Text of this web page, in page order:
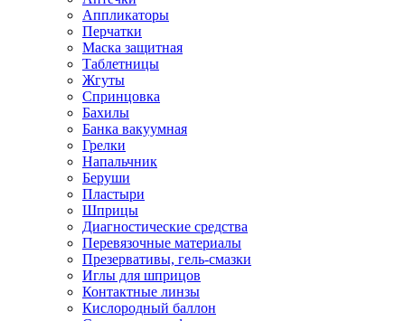
Аппликаторы
Перчатки
Маска защитная
Таблетницы
Жгуты
Спринцовка
Бахилы
Банка вакуумная
Грелки
Напальчник
Беруши
Пластыри
Шприцы
Диагностические средства
Перевязочные материалы
Презервативы, гель-смазки
Иглы для шприцов
Контактные линзы
Кислородный баллон